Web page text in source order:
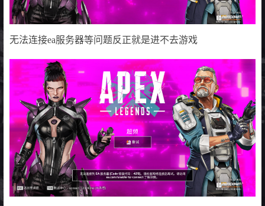
无法连接ea服务器等问题反正就是进不去游戏